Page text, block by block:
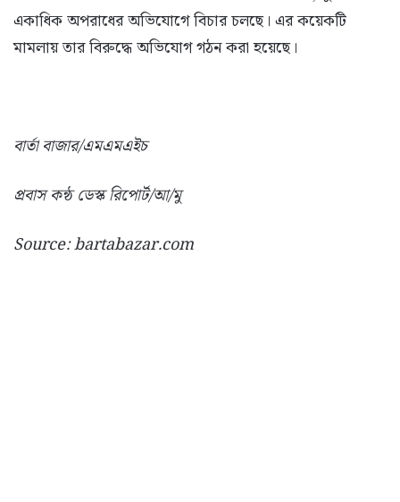
একাধিক অপরাধের অভিযোগে বিচার চলছে। এর কয়েকটি
মামলায় তার বিরুদ্ধে অভিযোগ গঠন করা হয়েছে।
বার্তা বাজার/এমএমএইচ
প্রবাস কন্ঠ ডেস্ক রিপোর্ট/আ/মু
Source: bartabazar.com